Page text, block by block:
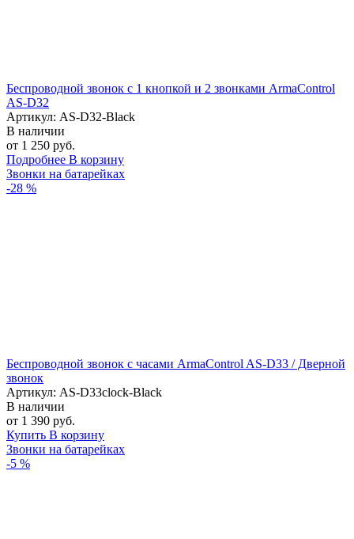
Беспроводной звонок с 1 кнопкой и 2 звонками ArmaControl
AS-D32
Артикул: AS-D32-Black
В наличии
от 1 250 руб.
Подробнее В корзину
Звонки на батарейках
-28 %
Беспроводной звонок c часами ArmaControl AS-D33 / Дверной
звонок
Артикул: AS-D33clock-Black
В наличии
от 1 390 руб.
Купить В корзину
Звонки на батарейках
-5 %